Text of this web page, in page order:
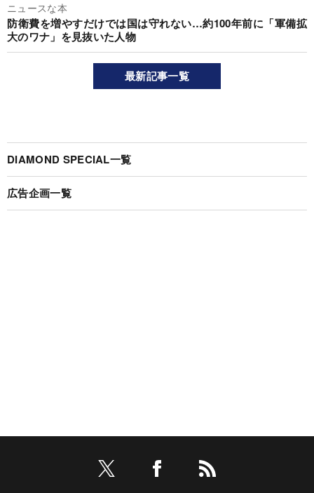
ニュースな本
防衛費を増やすだけでは国は守れない…約100年前に「軍備拡
大のワナ」を見抜いた人物
最新記事一覧
DIAMOND SPECIAL一覧
広告企画一覧